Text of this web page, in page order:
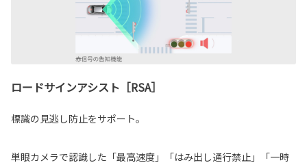
ロードサインアシスト［RSA］
標識の見逃し防止をサポート。
単眼カメラで認識した「最高速度」「はみ出し通行禁止」「一時